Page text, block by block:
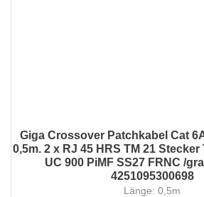
Giga Crossover Patchkabel Cat
0,5m. 2 x RJ 45 HRS TM 21
UC 900 PiMF SS27 FRNC /
4251095300698
Länge: 0,5m